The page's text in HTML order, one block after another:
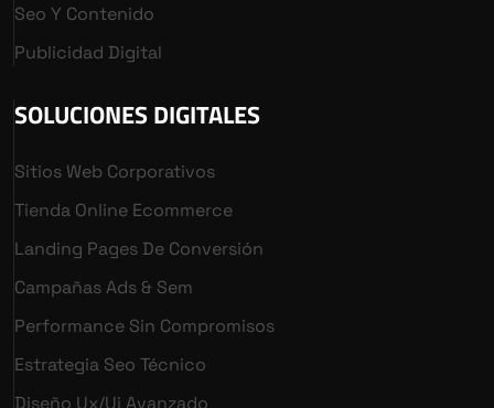
Seo Y Contenido
Publicidad Digital
SOLUCIONES DIGITALES
Sitios Web Corporativos
Tienda Online Ecommerce
Landing Pages De Conversión
Campañas Ads & Sem
Performance Sin Compromisos
Estrategia Seo Técnico
Diseño Ux/ui Avanzado